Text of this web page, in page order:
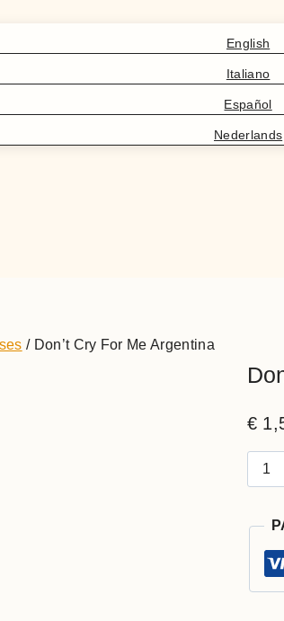
English
Italiano
Español
Nederlands
/ Don’t Cry For Me Argentina
€